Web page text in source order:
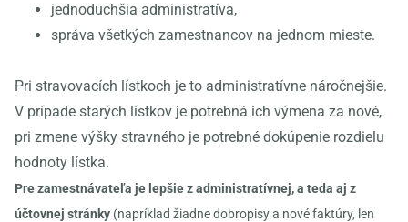
jednoduchšia administratíva,
správa všetkých zamestnancov na jednom mieste.
Pri stravovacích lístkoch je to administratívne náročnejšie.
V prípade starých lístkov je potrebná ich výmena za nové,
pri zmene výšky stravného je potrebné dokúpenie rozdielu
hodnoty lístka.
Pre zamestnávateľa je lepšie z administratívnej, a teda aj z
účtovnej stránky (napríklad žiadne dobropisy a nové faktúry, len